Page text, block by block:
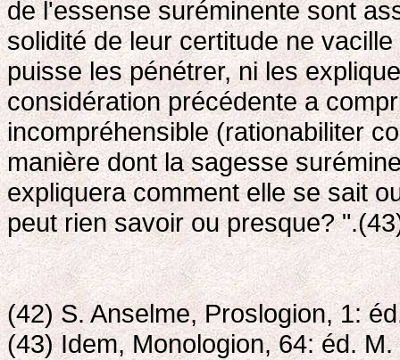
de l'essense suréminente sont
solidité de leur certitude ne
puisse les pénétrer, ni les
considération précédente a
incompréhensible (rationabiliter
manière dont la sagesse
expliquera comment elle se sait
peut rien savoir ou presque?
(42) S. Anselme, Proslogion, 1:
(43) Idem, Monologion, 64: éd.